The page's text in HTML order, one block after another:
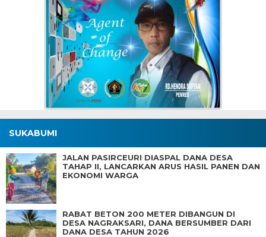
SUKABUMI
JALAN PASIRCEURI DIASPAL DANA DESA
TAHAP II, LANCARKAN ARUS HASIL PANEN DAN
EKONOMI WARGA
RABAT BETON 200 METER DIBANGUN DI
DESA NAGRAKSARI, DANA BERSUMBER DARI
DANA DESA TAHUN 2026